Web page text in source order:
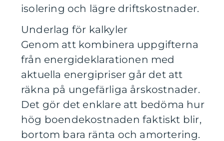
isolering och lägre driftskostnader.
Underlag för kalkyler
Genom att kombinera uppgifterna
från energideklarationen med
aktuella energipriser går det att
räkna på ungefärliga årskostnader.
Det gör det enklare att bedöma hur
hög boendekostnaden faktiskt blir,
bortom bara ränta och amortering.